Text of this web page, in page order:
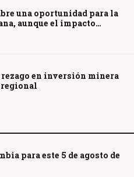
una oportunidad para la
aunque el impacto
en inversión minera
regional
para este 5 de agosto de